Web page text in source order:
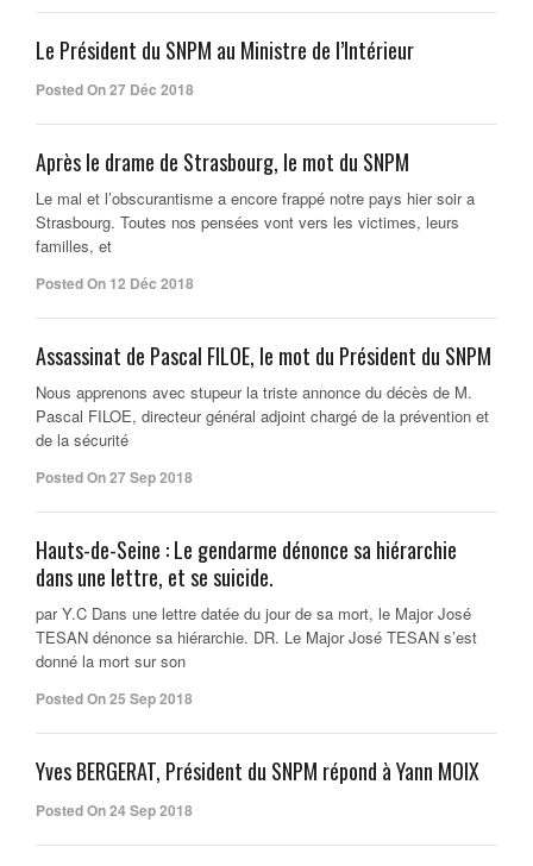
Le Président du SNPM au Ministre de l’Intérieur
Posted On 27 Déc 2018
Après le drame de Strasbourg, le mot du SNPM
Le mal et l’obscurantisme a encore frappé notre pays hier soir a
Strasbourg. Toutes nos pensées vont vers les victimes, leurs
familles, et
Posted On 12 Déc 2018
Assassinat de Pascal FILOE, le mot du Président du SNPM
Nous apprenons avec stupeur la triste annonce du décès de M.
Pascal FILOE, directeur général adjoint chargé de la prévention et
de la sécurité
Posted On 27 Sep 2018
Hauts-de-Seine : Le gendarme dénonce sa hiérarchie
dans une lettre, et se suicide.
par Y.C Dans une lettre datée du jour de sa mort, le Major José
TESAN dénonce sa hiérarchie. DR. Le Major José TESAN s’est
donné la mort sur son
Posted On 25 Sep 2018
Yves BERGERAT, Président du SNPM répond à Yann MOIX
Posted On 24 Sep 2018